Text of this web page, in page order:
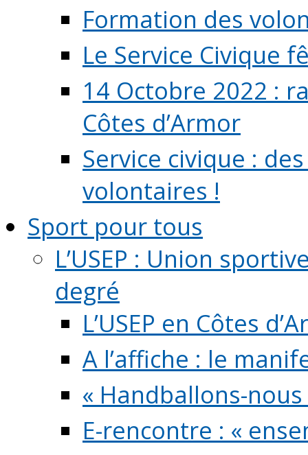
Formation des
Le Service Civique
14 Octobre 2022 :
Côtes d’Armor
Service civique :
volontaires !
Sport pour tous
L’USEP : Union
degré
L’USEP en Côtes
A l’affiche : le
« Handballons-
E-rencontre : «